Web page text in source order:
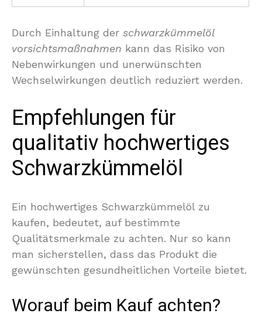
Durch Einhaltung der schwarzkümmelöl
vorsichtsmaßnahmen kann das Risiko von
Nebenwirkungen und unerwünschten
Wechselwirkungen deutlich reduziert werden.
Empfehlungen für
qualitativ hochwertiges
Schwarzkümmelöl
Ein hochwertiges Schwarzkümmelöl zu
kaufen, bedeutet, auf bestimmte
Qualitätsmerkmale zu achten. Nur so kann
man sicherstellen, dass das Produkt die
gewünschten gesundheitlichen Vorteile bietet.
Worauf beim Kauf achten?